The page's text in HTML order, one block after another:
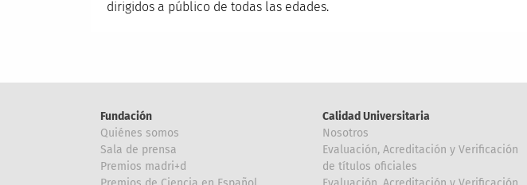
dirigidos a público de todas las edades.
Fundación
Quiénes somos
Sala de prensa
Premios madri+d
Calidad Universitaria
Nosotros
Evaluación, Acreditación y Verificación
de títulos oficiales